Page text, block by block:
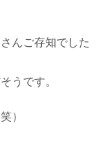
んご存知でした
うです。
）